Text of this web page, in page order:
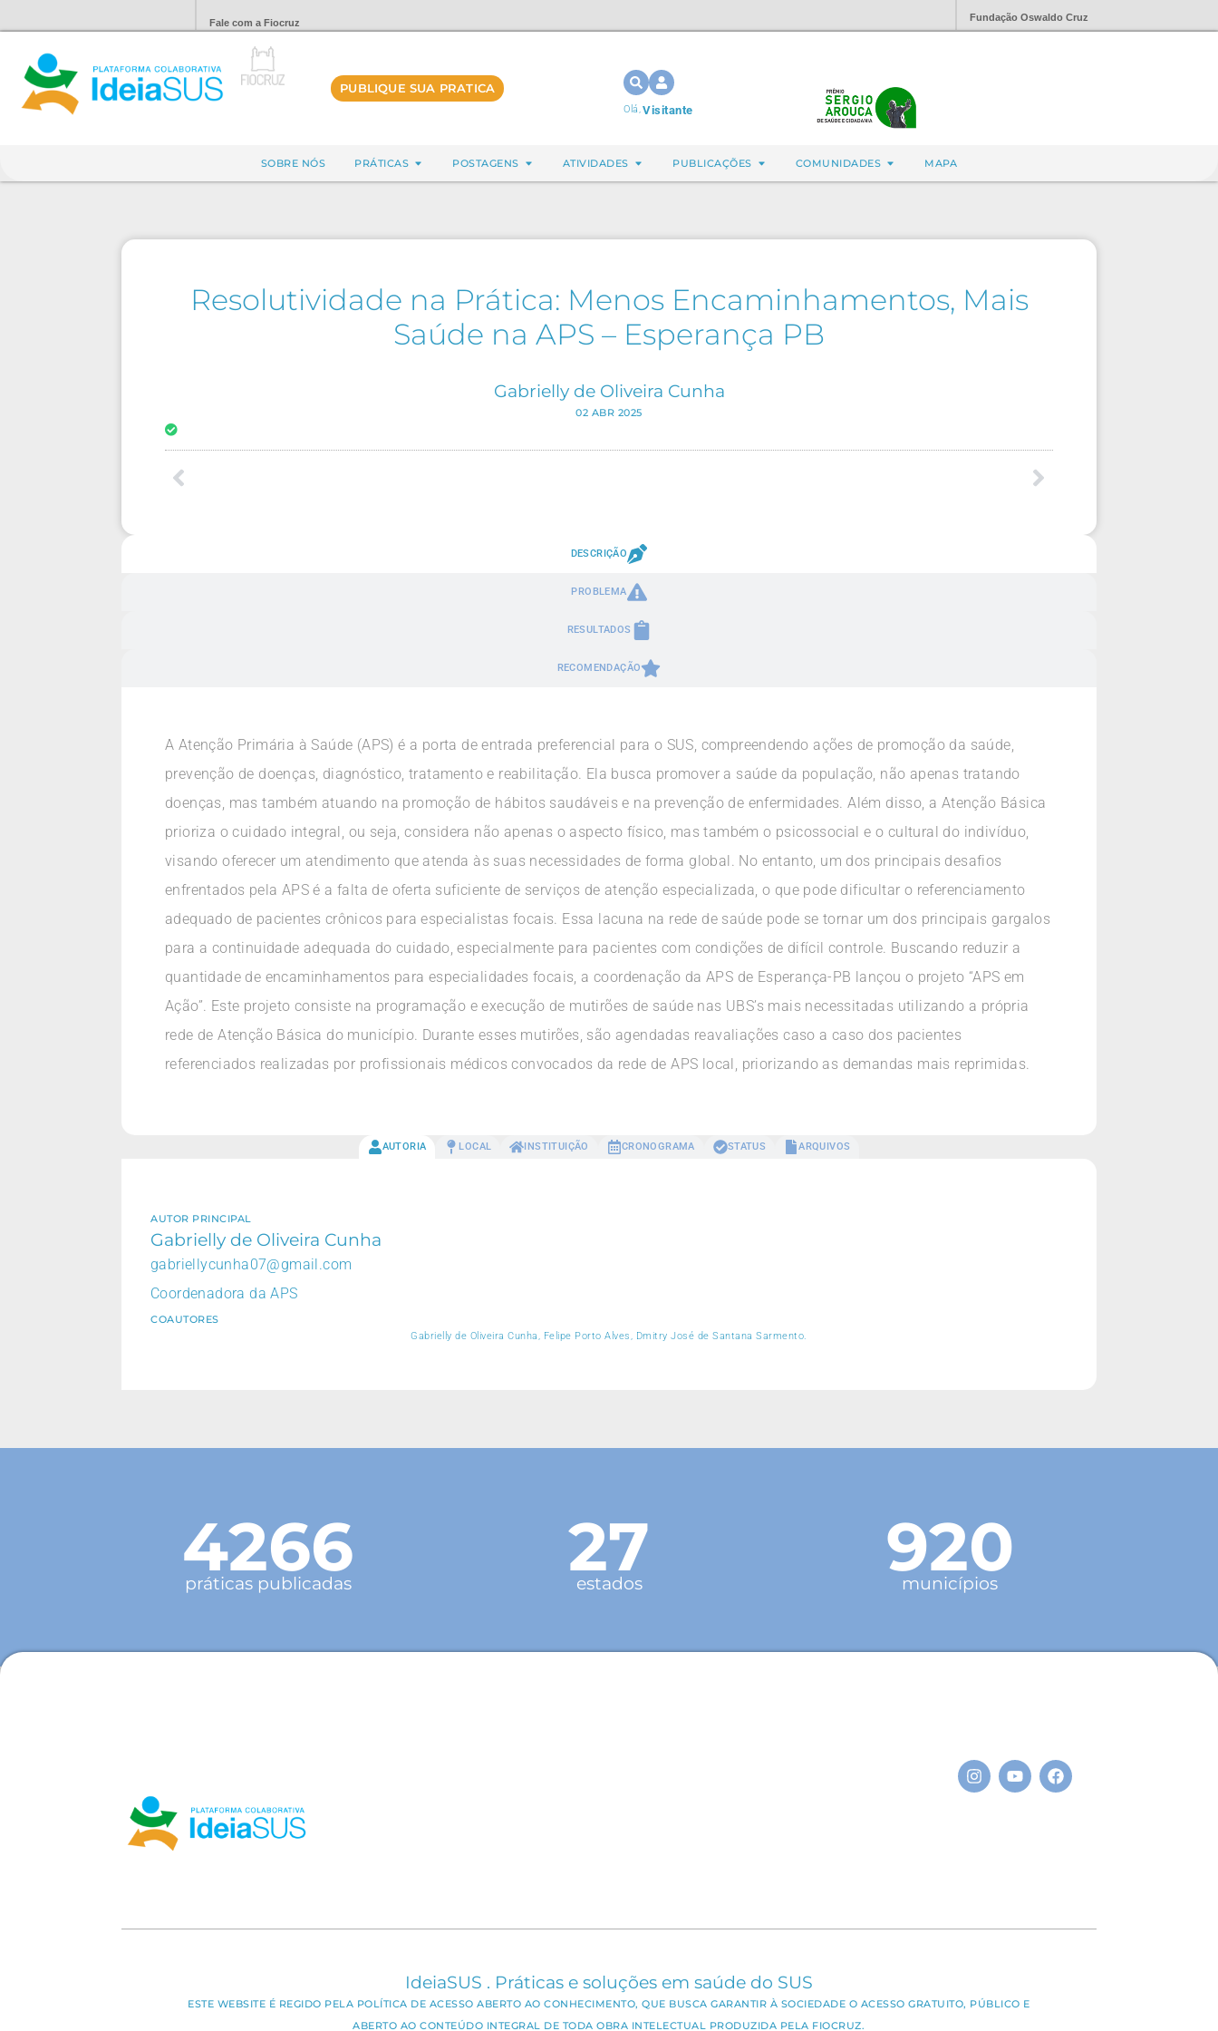
Fale com a Fiocruz Fundação Oswaldo Cruz
PUBLIQUE SUA PRATICA
Olá,Visitante
SOBRE NÓS PRÁTICAS POSTAGENS ATIVIDADES PUBLICAÇÕES COMUNIDADES MAPA
Resolutividade na Prática: Menos Encaminhamentos, Mais
Saúde na APS – Esperança PB
Gabrielly de Oliveira Cunha
02 ABR 2025
DESCRIÇÃO
PROBLEMA
RESULTADOS
RECOMENDAÇÃO
A Atenção Primária à Saúde (APS) é a porta de entrada preferencial para o SUS, compreendendo ações de promoção da saúde,
prevenção de doenças, diagnóstico, tratamento e reabilitação. Ela busca promover a saúde da população, não apenas tratando
doenças, mas também atuando na promoção de hábitos saudáveis e na prevenção de enfermidades. Além disso, a Atenção Básica
prioriza o cuidado integral, ou seja, considera não apenas o aspecto físico, mas também o psicossocial e o cultural do indivíduo,
visando oferecer um atendimento que atenda às suas necessidades de forma global. No entanto, um dos principais desafios
enfrentados pela APS é a falta de oferta suficiente de serviços de atenção especializada, o que pode dificultar o referenciamento
adequado de pacientes crônicos para especialistas focais. Essa lacuna na rede de saúde pode se tornar um dos principais gargalos
para a continuidade adequada do cuidado, especialmente para pacientes com condições de difícil controle. Buscando reduzir a
quantidade de encaminhamentos para especialidades focais, a coordenação da APS de Esperança-PB lançou o projeto “APS em
Ação”. Este projeto consiste na programação e execução de mutirões de saúde nas UBS’s mais necessitadas utilizando a própria
rede de Atenção Básica do município. Durante esses mutirões, são agendadas reavaliações caso a caso dos pacientes
referenciados realizadas por profissionais médicos convocados da rede de APS local, priorizando as demandas mais reprimidas.
AUTORIA LOCAL INSTITUIÇÃO CRONOGRAMA STATUS ARQUIVOS
AUTOR PRINCIPAL
Gabrielly de Oliveira Cunha
gabriellycunha07@gmail.com
Coordenadora da APS
COAUTORES
Gabrielly de Oliveira Cunha, Felipe Porto Alves, Dmitry José de Santana Sarmento.
4266
práticas publicadas 27
estados 920
municípios
IdeiaSUS . Práticas e soluções em saúde do SUS
ESTE WEBSITE É REGIDO PELA POLÍTICA DE ACESSO ABERTO AO CONHECIMENTO, QUE BUSCA GARANTIR À SOCIEDADE O ACESSO GRATUITO, PÚBLICO E
ABERTO AO CONTEÚDO INTEGRAL DE TODA OBRA INTELECTUAL PRODUZIDA PELA FIOCRUZ.